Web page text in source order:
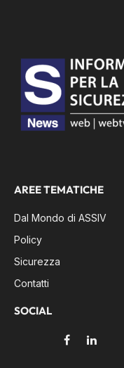
AREE TEMATICHE
Dal Mondo di ASSIV
Policy
Sicurezza
Contatti
SOCIAL
FacebookLinkedIn